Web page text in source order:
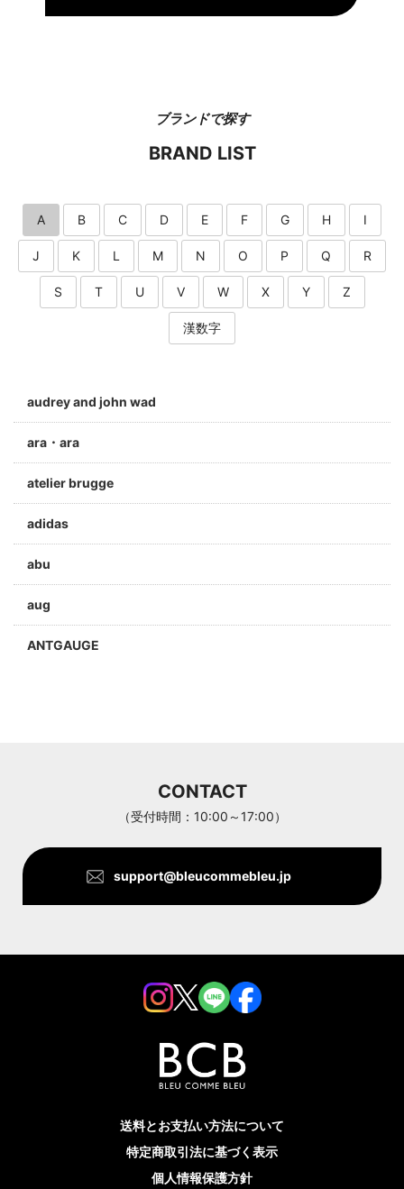
ブランドで探す
BRAND LIST
A B C D E F G H I
J K L M N O P Q R
S T U V W X Y Z
漢数字
audrey and john wad
ara・ara
atelier brugge
adidas
abu
aug
ANTGAUGE
CONTACT
（受付時間：10:00～17:00）
support@bleucommebleu.jp
送料とお支払い方法について
特定商取引法に基づく表示
個人情報保護方針